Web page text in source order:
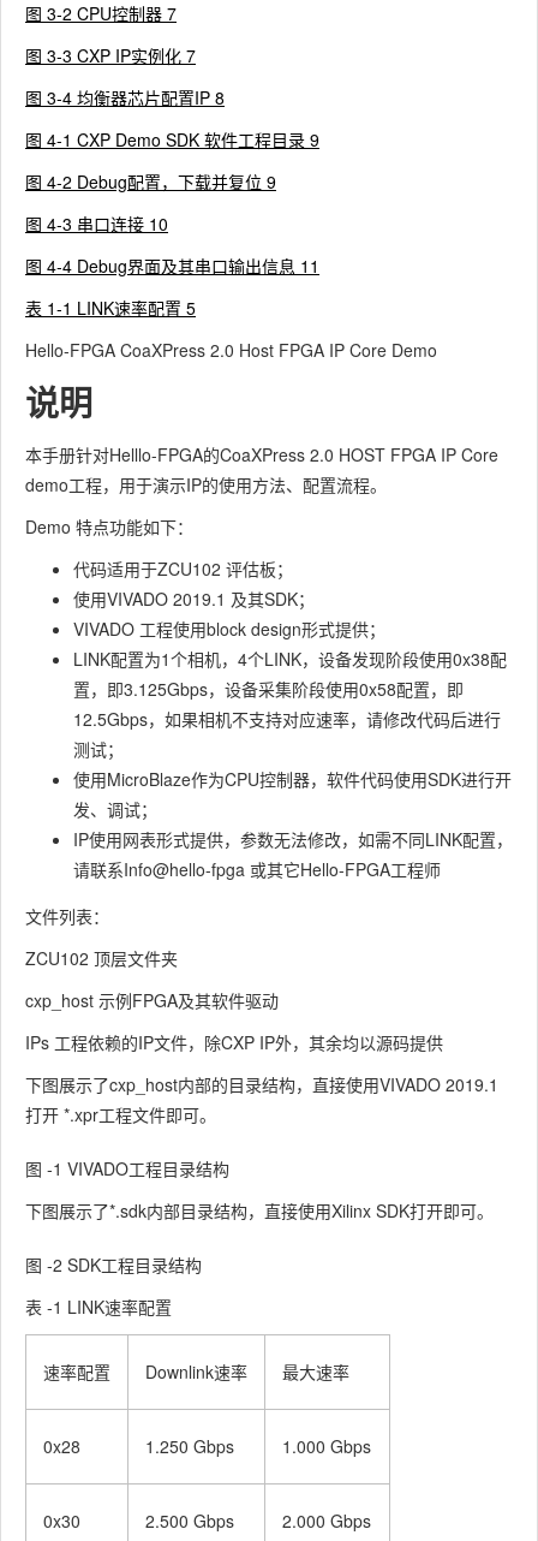
图 3‑2 CPU控制器 7
图 3‑3 CXP IP实例化 7
图 3‑4 均衡器芯片配置IP 8
图 4‑1 CXP Demo SDK 软件工程目录 9
图 4‑2 Debug配置，下载并复位 9
图 4‑3 串口连接 10
图 4‑4 Debug界面及其串口输出信息 11
表 1‑1 LINK速率配置 5
Hello-FPGA CoaXPress 2.0 Host FPGA IP Core Demo
说明
本手册针对Helllo-FPGA的CoaXPress 2.0 HOST FPGA IP Core
demo工程，用于演示IP的使用方法、配置流程。
Demo 特点功能如下：
代码适用于ZCU102 评估板；
使用VIVADO 2019.1 及其SDK；
VIVADO 工程使用block design形式提供；
LINK配置为1个相机，4个LINK，设备发现阶段使用0x38配
置，即3.125Gbps，设备采集阶段使用0x58配置，即
12.5Gbps，如果相机不支持对应速率，请修改代码后进行
测试；
使用MicroBlaze作为CPU控制器，软件代码使用SDK进行开
发、调试；
IP使用网表形式提供，参数无法修改，如需不同LINK配置，
请联系Info@hello-fpga 或其它Hello-FPGA工程师
文件列表：
ZCU102 顶层文件夹
cxp_host 示例FPGA及其软件驱动
IPs 工程依赖的IP文件，除CXP IP外，其余均以源码提供
下图展示了cxp_host内部的目录结构，直接使用VIVADO 2019.1
打开 *.xpr工程文件即可。
图 ‑1 VIVADO工程目录结构
下图展示了*.sdk内部目录结构，直接使用Xilinx SDK打开即可。
图 ‑2 SDK工程目录结构
表 ‑1 LINK速率配置
速率配置 Downlink速率 最大速率
0x28 1.250 Gbps 1.000 Gbps
0x30 2.500 Gbps 2.000 Gbps